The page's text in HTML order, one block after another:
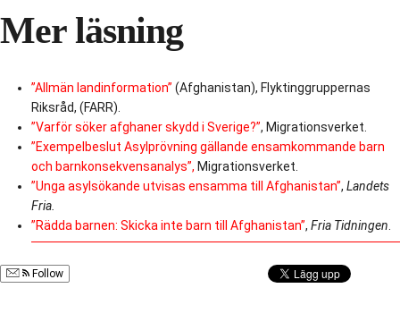
Mer läsning
”Allmän landinformation” (Afghanistan), Flyktinggruppernas
Riksråd, (FARR).
”Varför söker afghaner skydd i Sverige?”, Migrationsverket.
”Exempelbeslut Asylprövning gällande ensamkommande barn
och barnkonsekvensanalys”, Migrationsverket.
”Unga asylsökande utvisas ensamma till Afghanistan”, Landets
Fria.
”Rädda barnen: Skicka inte barn till Afghanistan”, Fria Tidningen
Follow